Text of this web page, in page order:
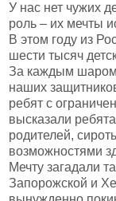
У нас нет чужих
роль – их мечты
В этом году из
шести тысяч
За каждым шаром
наших
ребят с
высказали
родителей,
возможностями
Мечту загадали
Запорожской и